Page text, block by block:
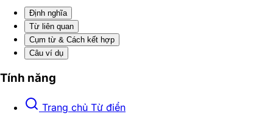
Định nghĩa
Từ liên quan
Cụm từ & Cách kết hợp
Câu ví dụ
Tính năng
Trang chủ Từ điển